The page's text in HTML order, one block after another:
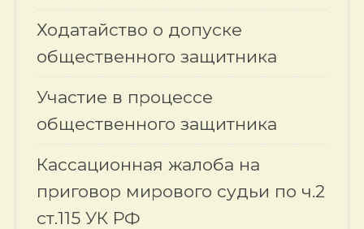
Ходатайство о допуске
общественного защитника
Участие в процессе
общественного защитника
Кассационная жалоба на
приговор мирового судьи по ч.2
ст.115 УК РФ